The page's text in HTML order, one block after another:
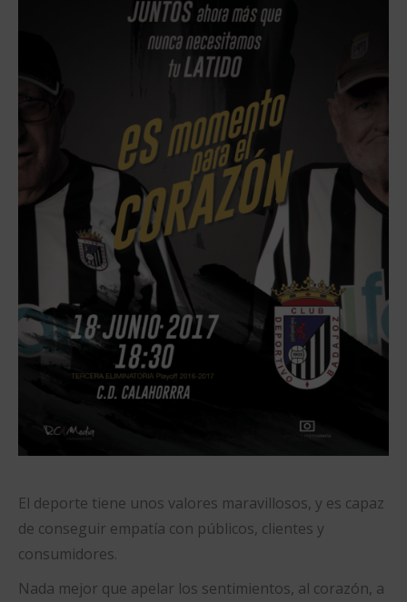
El deporte tiene unos valores maravillosos, y es capaz
de conseguir empatía con públicos, clientes y
consumidores.
Nada mejor que apelar los sentimientos, al corazón, a